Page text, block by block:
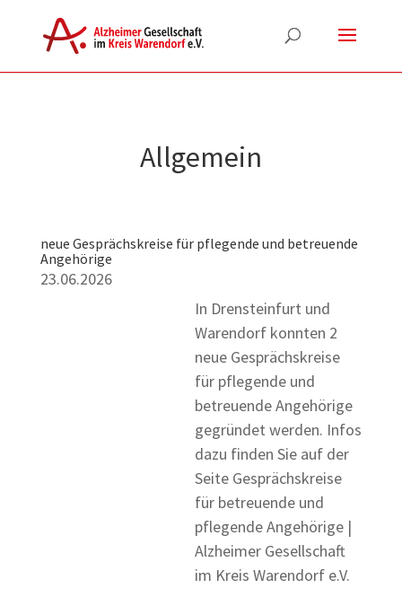
Allgemein
neue Gesprächskreise für pflegende und betreuende
Angehörige
23.06.2026
In Drensteinfurt und
Warendorf konnten 2
neue Gesprächskreise
für pflegende und
betreuende Angehörige
gegründet werden. Infos
dazu finden Sie auf der
Seite Gesprächskreise
für betreuende und
pflegende Angehörige |
Alzheimer Gesellschaft
im Kreis Warendorf e.V.